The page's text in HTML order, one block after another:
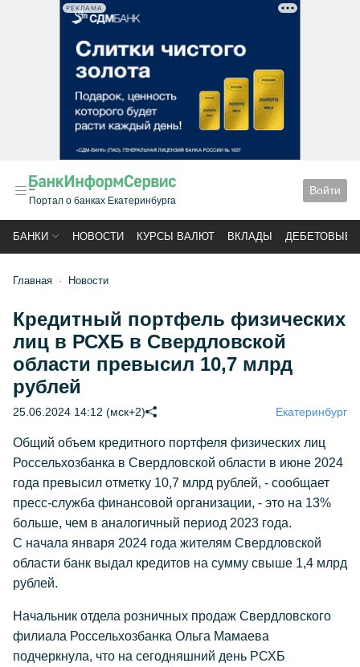
РЕКЛАМА
Портал о банках Екатеринбурга
Войти
БАНКИ НОВОСТИ КУРСЫ ВАЛЮТ ВКЛАДЫ ДЕБЕТОВЫЕ
Главная Новости
Кредитный портфель физических
лиц в РСХБ в Свердловской
области превысил 10,7 млрд
рублей
25.06.2024 14:12 (мск+2) Екатеринбург
Общий объем кредитного портфеля физических лиц
Россельхозбанка в Свердловской области в июне 2024
года превысил отметку 10,7 млрд рублей, - сообщает
пресс-служба финансовой организации, - это на 13%
больше, чем в аналогичный период 2023 года.
С начала января 2024 года жителям Свердловской
области банк выдал кредитов на сумму свыше 1,4 млрд
рублей.
Начальник отдела розничных продаж Свердловского
филиала Россельхозбанка Ольга Мамаева
подчеркнула, что на сегодняшний день РСХБ